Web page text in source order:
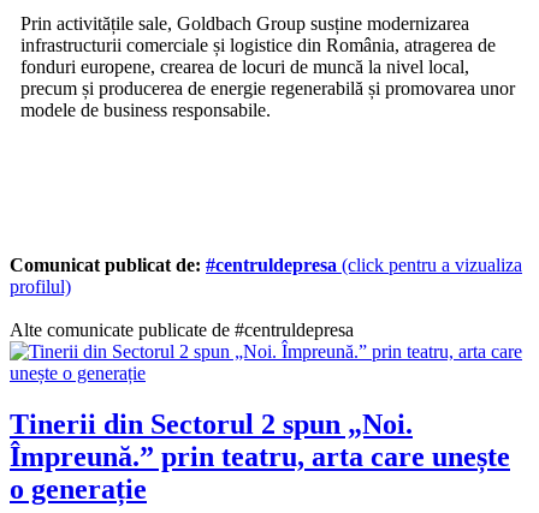
Prin activitățile sale, Goldbach Group susține modernizarea
infrastructurii comerciale și logistice din România, atragerea de
fonduri europene, crearea de locuri de muncă la nivel local,
precum și producerea de energie regenerabilă și promovarea unor
modele de business responsabile.
Comunicat publicat de: #centruldepresa (click pentru a vizualiza
profilul)
Alte comunicate publicate de #centruldepresa
Tinerii din Sectorul 2 spun „Noi.
Împreună.” prin teatru, arta care unește
o generație